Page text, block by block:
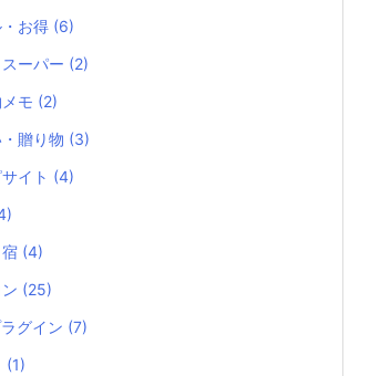
お得 (6)
ーパー (2)
モ (2)
贈り物 (3)
イト (4)
(4)
(25)
グイン (7)
(1)